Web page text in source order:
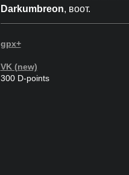
Darkumbreon, воот.
gpx+
VK (new)
300 D-points